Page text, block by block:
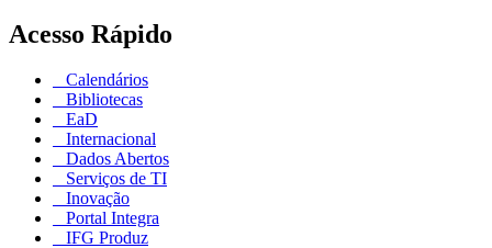
Acesso Rápido
Calendários
Bibliotecas
EaD
Internacional
Dados Abertos
Serviços de TI
Inovação
Portal Integra
IFG Produz